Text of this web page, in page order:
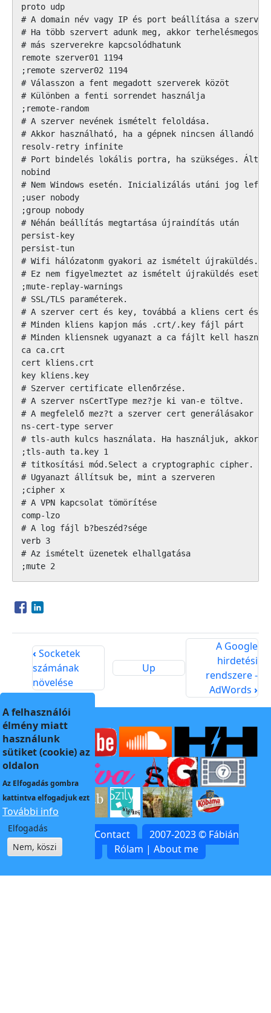
proto udp
# A domain név vagy IP és port beállítása a
# Ha több szervert adunk meg, akkor
# más szerverekre kapcsolódhatunk
remote szerver01 1194
;remote szerver02 1194
# Válasszon a fent megadott szerverek közöt
# Különben a fenti sorrendet használja
;remote-random
# A szerver nevének ismételt feloldása.
# Akkor használható, ha a gépnek nincsen állandó
resolv-retry infinite
# Port bindelés lokális portra, ha szükséges.
nobind
# Nem Windows esetén. Inicializálás utáni jog
;user nobody
;group nobody
# Néhán beállítás megtartása újraindítás után
persist-key
persist-tun
# Wifi hálózatonm gyakori az ismételt újraküldés.
# Ez nem figyelmeztet az ismételt újraküldés
;mute-replay-warnings
# SSL/TLS paraméterek.
# A szerver cert és key, továbbá a kliens cert és
# Minden kliens kapjon más .crt/.key fájl párt
# Minden kliensnek ugyanazt a ca fájlt kell
ca ca.crt
cert kliens.crt
key kliens.key
# Szerver certificate ellenőrzése.
# A szerver nsCertType mez?je ki van-e töltve.
# A megfelelő mez?t a szerver cert generálásakor
ns-cert-type server
# tls-auth kulcs használata. Ha használjuk, akkor
;tls-auth ta.key 1
# titkosítási mód.Select a cryptographic cipher.
# Ugyanazt állítsuk be, mint a szerveren
;cipher x
# A VPN kapcsolat tömörítése
comp-lzo
# A log fájl b?beszéd?sége
verb 3
# Az ismételt üzenetek elhallgatása
;mute 2
Opens in a new window
Opens in a new window
‹ Socketek
számának
növelése
Up
A Google
hirdetési
rendszere -
AdWords›
Kapcsolat | Contact
2007-2023 © Fábián
Rólam | About me
A felhasználói
élmény miatt
használunk
sütiket (cookie) az
oldalon
Az Elfogadásgombra
kattintva elfogadjuk ezt
További info
Elfogadás
Nem, köszi